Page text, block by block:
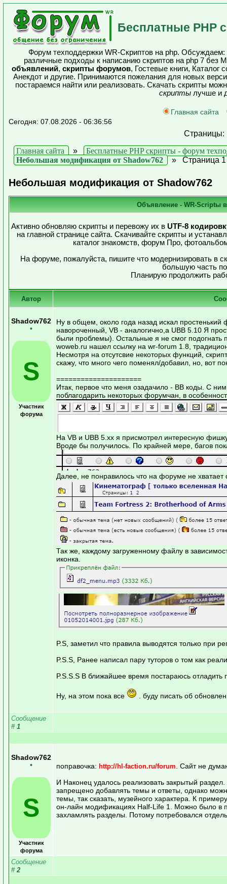
Бесплатные PHP
Форум техподдержки WR-Скриптов на php.
различные подходы к написанию скриптов на php 7 без
объявлений, скрипты форумов, Гостевые книги, Каталог
Анекдот и другие. Принимаются пожелания для новых
постараемся найти или реализовать. Скачать скрипты
скриптылучше и
Главная сайта
Сегодня: 07.08.2026 - 06:36:56
Главная сайта
»
Бесплатные PHP скрипты - форум
Небольшая модификация от Shadow762
» Страница 1
Небольшая модификация от Shadow762
Объявление - WR-Scriptы
Активно обновляю скрипты и перевожу их в UTF-8
на главной странице сайта. Скачивайте скрипты и
каталог знакомств, форум Про,
На форуме, пожалуйста, пишите что модернизировать в
большую часть
Планирую продолжить
Автор
Shadow762
•
S
Участник
форума
Ну в общем, около года назад искал
навороченный, VB - аналогично,а UBB 5.10 Я
были проблемы). Остальные я не смог подогнать
woweb.ru нашел ссылку на wr-forum 1.8,
Несмотря на отсутсвие некоторых функций,
скажу, что много чего поменял/добавил, но, вот
=====================
Итак, первое что меня озадачило - BB коды. С
поблагодарить некоторых форумчан, в
На VB и UBB 5.хх я присмотрел интересную
Вроде бы получилось. По крайней мере, багов
Далее, не понравилось что на форуме не хватает
Так же, каждому загруженному файлу в
иконка.
P.S, заметил что правила выводятся только при
P.S.S, Ранее написал пару туторов о том как
P.S.S.S В ближайшее время постараюсь отладить
Ну, на этом пока все . буду писать об
Сообщение
# 1
Shadow762
•
S
Участник
форума
поправочка: http://hl-faction.ru/forum . Сайт не
И Наконец удалось реализовать закрытый
запрещено добавлять темы и ответы, однако
темы, так сказать, музейного характера. К
он-лайн модификациях Half-Life 1. Можно было в
захламлять разделы. Потому потребовался
Сообщение
# 2